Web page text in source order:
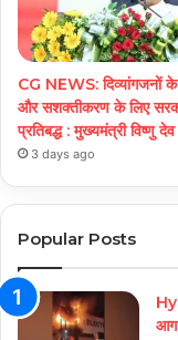
CG NEWS: दिव्यांगजनों के
और सशक्तीकरण के लिए
प्रतिबद्ध : मुख्यमंत्री विष्णु
3 days ago
Popular Posts